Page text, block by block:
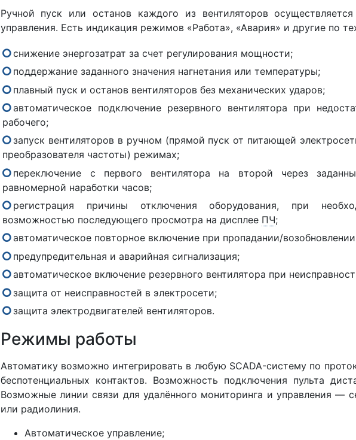
Ручной пуск или останов каждого из вентиляторов
управления. Есть индикация режимов «Работа», «Авария» и другие по
снижение энергозатрат за счет регулирования мощности;
поддержание заданного значения нагнетания или температуры;
плавный пуск и останов вентиляторов без механических ударов;
автоматическое подключение резервного вентилятора при
рабочего;
запуск вентиляторов в ручном (прямой пуск от питающей
преобразователя частоты) режимах;
переключение с первого вентилятора на второй через
равномерной наработки часов;
регистрация причины отключения оборудования, при
возможностью последующего просмотра на дисплее ПЧ;
автоматическое повторное включение при пропадании/
предупредительная и аварийная сигнализация;
автоматическое включение резервного вентилятора при
защита от неисправностей в электросети;
защита электродвигателей вентиляторов.
Режимы работы
Автоматику возможно интегрировать в любую SCADA-систему по
беспотенциальных контактов. Возможность подключения пульта
Возможные линии связи для удалённого мониторинга и управления —
или радиолиния.
Автоматическое управление;